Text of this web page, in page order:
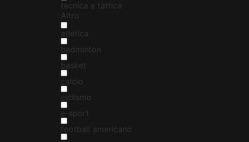
tecnica e tattica
Altro
atletica
badminton
basket
calcio
ciclismo
e-sport
football americano